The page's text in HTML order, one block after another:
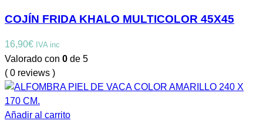
COJÍN FRIDA KHALO MULTICOLOR 45X45
16,90€ IVA inc
Valorado con 0 de 5
( 0 reviews )
Añadir al carrito